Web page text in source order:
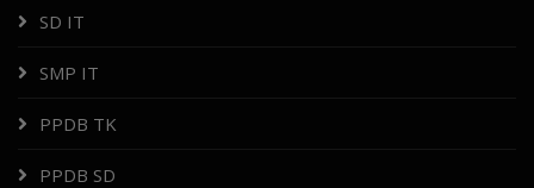
SD IT
SMP IT
PPDB TK
PPDB SD